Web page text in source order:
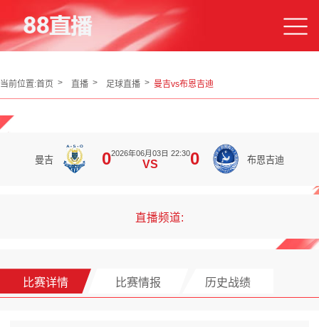
当前位置:首页 直播 足球直播 曼吉vs布恩吉迪
曼吉 02026年06月03日 22:30
VS 0 布恩吉迪
直播频道:
比赛详情 比赛情报 历史战绩